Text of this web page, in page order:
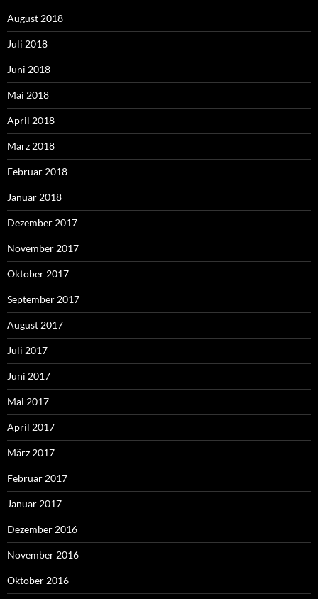
August 2018
Juli 2018
Juni 2018
Mai 2018
April 2018
März 2018
Februar 2018
Januar 2018
Dezember 2017
November 2017
Oktober 2017
September 2017
August 2017
Juli 2017
Juni 2017
Mai 2017
April 2017
März 2017
Februar 2017
Januar 2017
Dezember 2016
November 2016
Oktober 2016